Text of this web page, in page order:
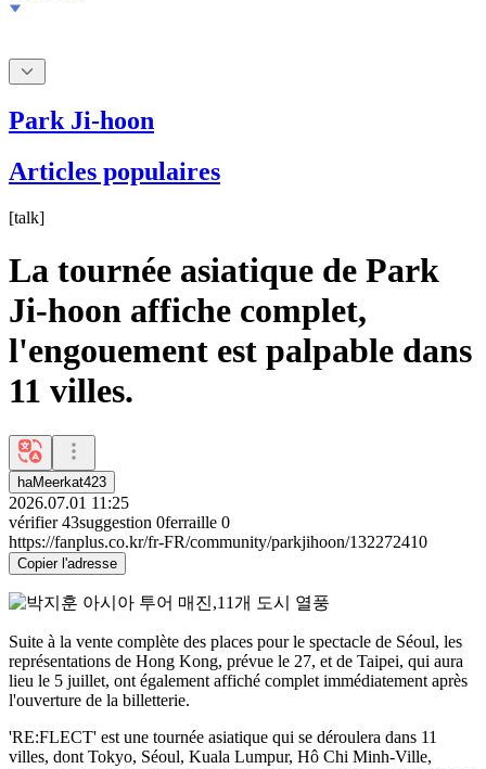
Park Ji-hoon
Articles populaires
[talk]
La tournée asiatique de Park
Ji-hoon affiche complet,
l'engouement est palpable dans
11 villes.
haMeerkat423
2026.07.01 11:25
vérifier 43suggestion 0ferraille 0
https://fanplus.co.kr/fr-FR/community/parkjihoon/132272410
Copier l'adresse
Suite à la vente complète des places pour le spectacle de Séoul, les
représentations de Hong Kong, prévue le 27, et de Taipei, qui aura
lieu le 5 juillet, ont également affiché complet immédiatement après
l'ouverture de la billetterie.
'RE:FLECT' est une tournée asiatique qui se déroulera dans 11
villes, dont Tokyo, Séoul, Kuala Lumpur, Hô Chi Minh-Ville,